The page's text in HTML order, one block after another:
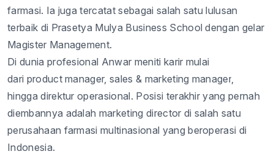
farmasi. Ia jugatercatat sebagai salah satu lulusan
terbaik di Prasetya Mulya Business Schooldengan gelar
Magister Management.
Di dunia profesional Anwar meniti karir mulai
dari product manager, sales & marketing manager,
hingga direktur operasional. Posisi terakhir yangpernah
diembannya adalah marketing director di salah satu
perusahaan farmasi multinasional yangberoperasi di
Indonesia.